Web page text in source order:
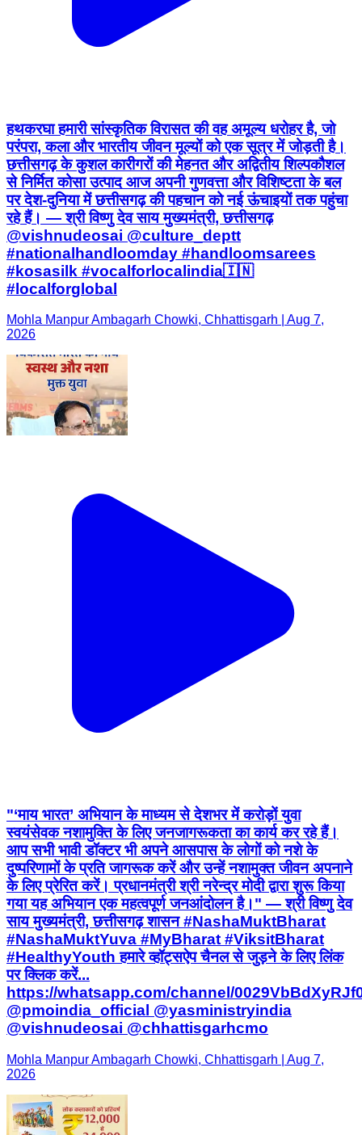
हथकरघा हमारी सांस्कृतिक विरासत की वह अमूल्य धरोहर है, जो
परंपरा, कला और भारतीय जीवन मूल्यों को एक सूत्र में जोड़ती है।
छत्तीसगढ़ के कुशल कारीगरों की मेहनत और अद्वितीय शिल्पकौशल
से निर्मित कोसा उत्पाद आज अपनी गुणवत्ता और विशिष्टता के बल
पर देश-दुनिया में छत्तीसगढ़ की पहचान को नई ऊंचाइयों तक पहुंचा
रहे हैं। — श्री विष्णु देव साय मुख्यमंत्री, छत्तीसगढ़
@vishnudeosai @culture_deptt
#nationalhandloomday #handloomsarees
#kosasilk #vocalforlocalindia🇮🇳
#localforglobal
Mohla Manpur Ambagarh Chowki, Chhattisgarh | Aug 7,
2026
"‘माय भारत’ अभियान के माध्यम से देशभर में करोड़ों युवा
स्वयंसेवक नशामुक्ति के लिए जनजागरूकता का कार्य कर रहे हैं।
आप सभी भावी डॉक्टर भी अपने आसपास के लोगों को नशे के
दुष्परिणामों के प्रति जागरूक करें और उन्हें नशामुक्त जीवन अपनाने
के लिए प्रेरित करें। प्रधानमंत्री श्री नरेन्द्र मोदी द्वारा शुरू किया
गया यह अभियान एक महत्वपूर्ण जनआंदोलन है।" — श्री विष्णु देव
साय मुख्यमंत्री, छत्तीसगढ़ शासन #NashaMuktBharat
#NashaMuktYuva #MyBharat #ViksitBharat
#HealthyYouth हमारे व्हॉट्सऐप चैनल से जुड़ने के लिए लिंक
पर क्लिक करें...
https://whatsapp.com/channel/
@pmoindia_official @yasministryindia
@vishnudeosai @chhattisgarhcmo
Mohla Manpur Ambagarh Chowki, Chhattisgarh | Aug 7,
2026